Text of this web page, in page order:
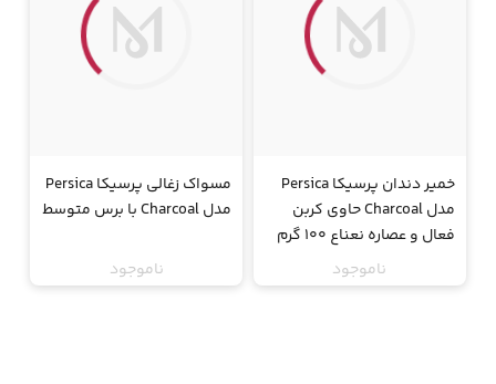
خمیر دندان پرسیکا Persica
مدل Charcoal حاوی کربن
فعال و عصاره نعناع 100 گرم
ناموجود
مسواک زغالی پرسیکا Persica
مدل Charcoal با برس متوسط
ناموجود